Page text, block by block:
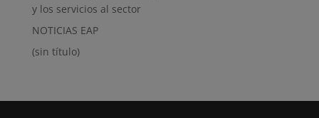
y los servicios al sector
NOTICIAS EAP
(sin título)